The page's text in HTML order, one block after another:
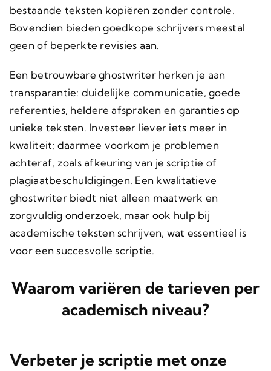
bestaande teksten kopiëren zonder controle.
Bovendien bieden goedkope schrijvers meestal
geen of beperkte revisies aan.
Een betrouwbare ghostwriter herken je aan
transparantie: duidelijke communicatie, goede
referenties, heldere afspraken en garanties op
unieke teksten. Investeer liever iets meer in
kwaliteit; daarmee voorkom je problemen
achteraf, zoals afkeuring van je scriptie of
plagiaatbeschuldigingen. Een kwalitatieve
ghostwriter biedt niet alleen maatwerk en
zorgvuldig onderzoek, maar ook hulp bij
academische teksten schrijven, wat essentieel is
voor een succesvolle scriptie.
Waarom variëren de tarieven per
academisch niveau?
Verbeter je scriptie met onze